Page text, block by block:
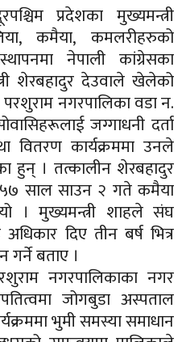
प्रदेशका मुख्यमन्त्री
कमैया, कमलरीहरुको
नेपाली कांग्रेसका
शेरबहादुर देउवाले खेलेको
नगरपालिका वडा न.
जग्गाधनी दर्ता
वितरण कार्यक्रममा उनले
हुन् । तत्कालीन शेरबहादुर
साल साउन २ गते कमैया
। मुख्यमन्त्री शाहले संघ
दिए तीन बर्ष भित्र
गर्ने बताए ।
नगरपालिकाका नगर
जोगबुडा अस्पताल
भुमी समस्या समाधान